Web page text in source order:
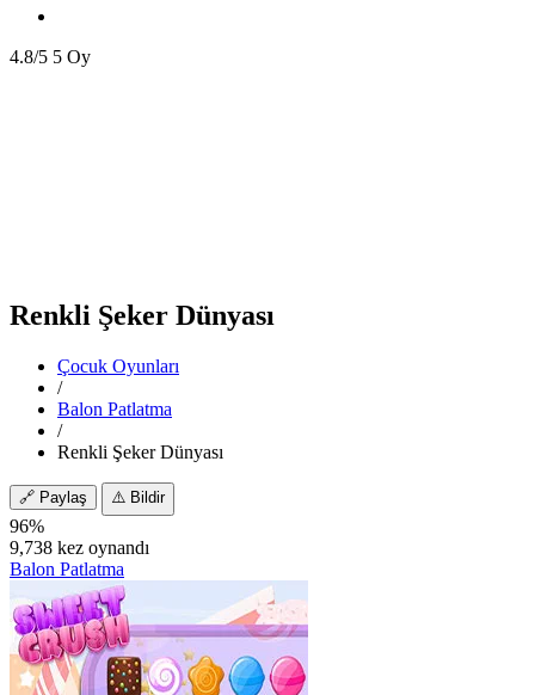
4.8/5 5 Oy
Renkli Şeker Dünyası
Çocuk Oyunları
/
Balon Patlatma
/
Renkli Şeker Dünyası
🔗 Paylaş ⚠️ Bildir
96%
9,738 kez oynandı
Balon Patlatma